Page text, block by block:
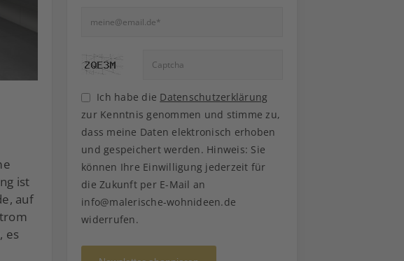
ist
auf
es
Ich habe die Datenschutzerklärung
zur Kenntnis genommen und stimme zu,
dass meine Daten elektronisch erhoben
und gespeichert werden. Hinweis: Sie
können Ihre Einwilligung jederzeit für
die Zukunft per E-Mail an
info@malerische-wohnideen.de
widerrufen.